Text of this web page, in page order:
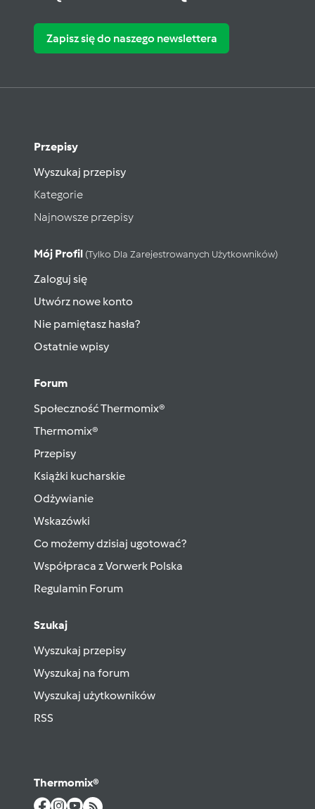
Zapisz się do naszego newslettera
Przepisy
Wyszukaj przepisy
Kategorie
Najnowsze przepisy
Mój Profil (tylko Dla Zarejestrowanych Użytkowników)
Zaloguj się
Utwórz nowe konto
Nie pamiętasz hasła?
Ostatnie wpisy
Forum
Społeczność Thermomix®
Thermomix®
Przepisy
Książki kucharskie
Odżywianie
Wskazówki
Co możemy dzisiaj ugotować?
Współpraca z Vorwerk Polska
Regulamin Forum
Szukaj
Wyszukaj przepisy
Wyszukaj na forum
Wyszukaj użytkowników
RSS
Thermomix®